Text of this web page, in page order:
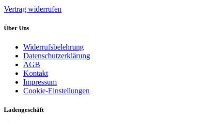
Vertrag widerrufen
Über Uns
Widerrufsbelehrung
Datenschutzerklärung
AGB
Kontakt
Impressum
Cookie-Einstellungen
Ladengeschäft